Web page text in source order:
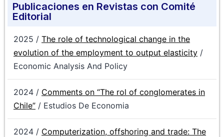
Publicaciones en Revistas con Comité
Editorial
2025 / The role of technological change in the
evolution of the employment to output elasticity /
Economic Analysis And Policy
2024 / Comments on “The rol of conglomerates in
Chile” / Estudios De Economia
2024 / Computerization, offshoring and trade: The